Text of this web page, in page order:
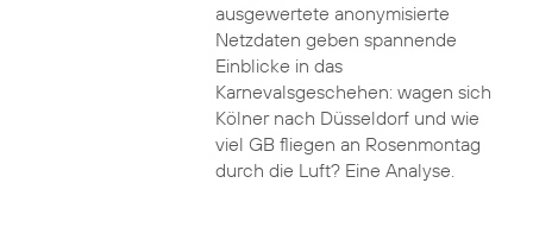
ausgewertete anonymisierte
Netzdaten geben spannende
Einblicke in das
Karnevalsgeschehen: wagen sich
Kölner nach Düsseldorf und wie
viel GB fliegen an Rosenmontag
durch die Luft? Eine Analyse.